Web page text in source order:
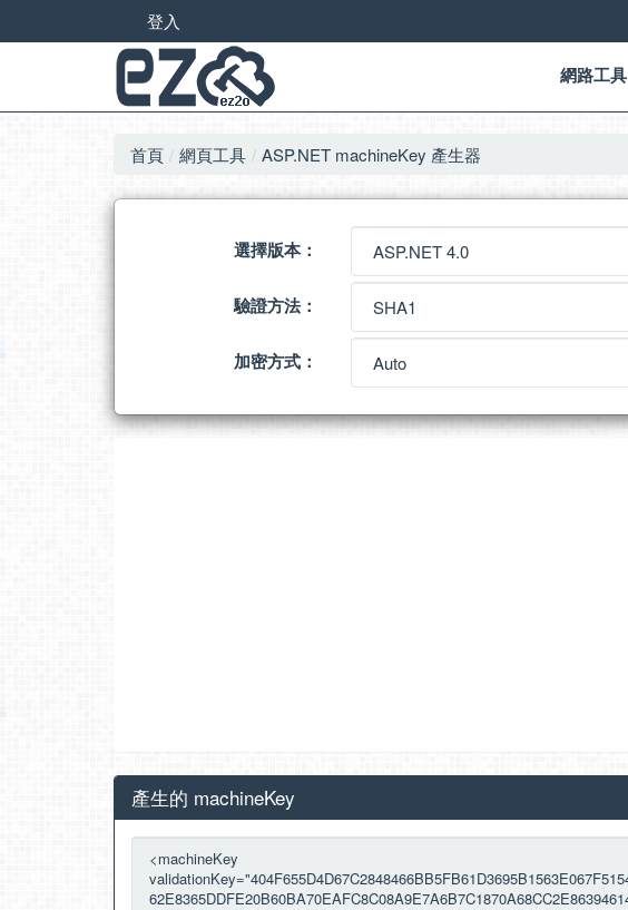
登入
網路工具
首頁 網頁工具 ASP.NET machineKey 產生器
選擇版本：
驗證方法：
加密方式：
產生的 machineKey